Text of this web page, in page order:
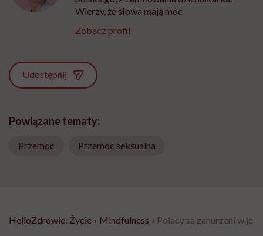
Wierzy, że słowa mają moc
Zobacz profil
Udostępnij
Powiązane tematy:
Przemoc Przemoc seksualna
HelloZdrowie: Życie › Mindfulness › Polacy są zanurzeni w